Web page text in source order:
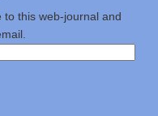
to this web-journal and